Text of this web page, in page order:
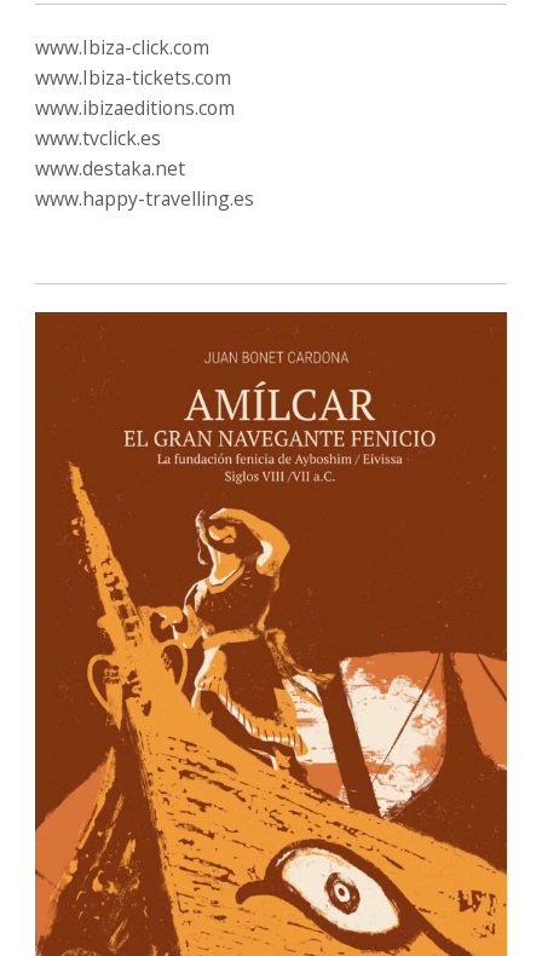
www.Ibiza-click.com
www.Ibiza-tickets.com
www.ibizaeditions.com
www.tvclick.es
www.destaka.net
www.happy-travelling.es